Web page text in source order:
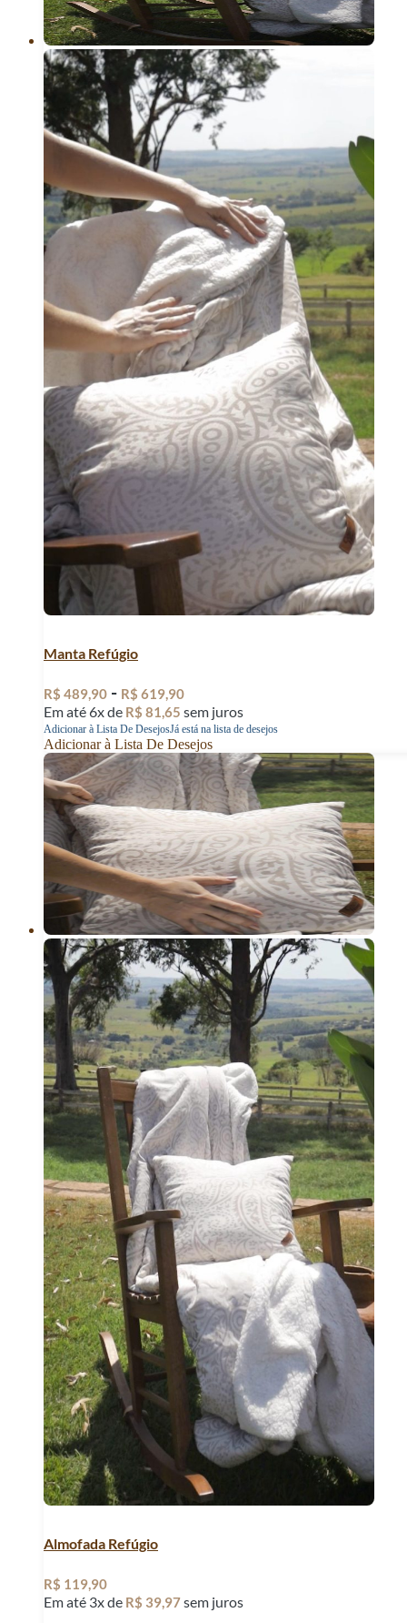
Manta Refúgio
R$ 489,90 - R$ 619,90
Em até 6x de R$ 81,65 sem juros
Adicionar à Lista De DesejosJá está na lista de desejos
Adicionar à Lista De Desejos
Almofada Refúgio
R$ 119,90
Em até 3x de R$ 39,97sem juros